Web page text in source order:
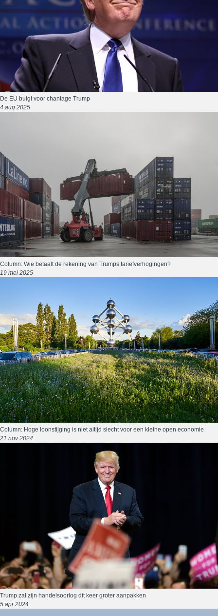
De EU buigt voor chantage Trump
4 aug 2025
Column: Wie betaalt de rekening van Trumps tariefverhogingen?
19 mei 2025
Column: Hoge loonstijging is niet altijd slecht voor een kleine open economie
21 nov 2024
Trump zal zijn handelsoorlog dit keer groter aanpakken
5 apr 2024